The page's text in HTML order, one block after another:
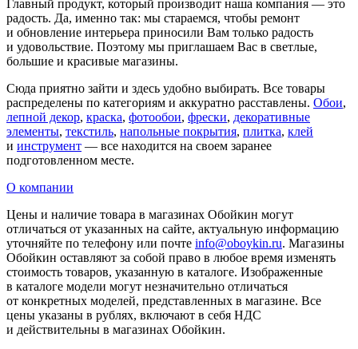
Главный продукт, который производит наша компания — это
радость. Да, именно так: мы стараемся, чтобы ремонт
и обновление интерьера приносили Вам только радость
и удовольствие. Поэтому мы приглашаем Вас в светлые,
большие и красивые магазины.
Сюда приятно зайти и здесь удобно выбирать. Все товары
распределены по категориям и аккуратно расставлены. Обои,
лепной декор, краска, фотообои, фрески, декоративные
элементы, текстиль, напольные покрытия, плитка, клей
и инструмент — все находится на своем заранее
подготовленном месте.
О компании
Цены и наличие товара в магазинах Обойкин могут
отличаться от указанных на сайте, актуальную информацию
уточняйте по телефону или почте info@oboykin.ru. Магазины
Обойкин оставляют за собой право в любое время изменять
стоимость товаров, указанную в каталоге. Изображенные
в каталоге модели могут незначительно отличаться
от конкретных моделей, представленных в магазине. Все
цены указаны в рублях, включают в себя НДС
и действительны в магазинах Обойкин.